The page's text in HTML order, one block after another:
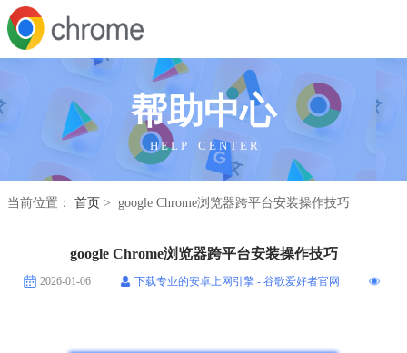
帮助中心
H E L P C E N T E R
当前位置： 首页 > google Chrome浏览器跨平台安装操作技巧
google Chrome浏览器跨平台安装操作技巧
2026-01-06 下载专业的安卓上网引擎 - 谷歌爱好者官网